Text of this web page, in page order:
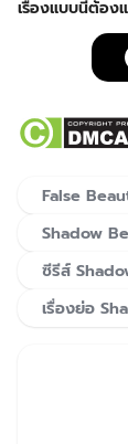
False
Shadow
ซีรีส์
เรื่องย่อ